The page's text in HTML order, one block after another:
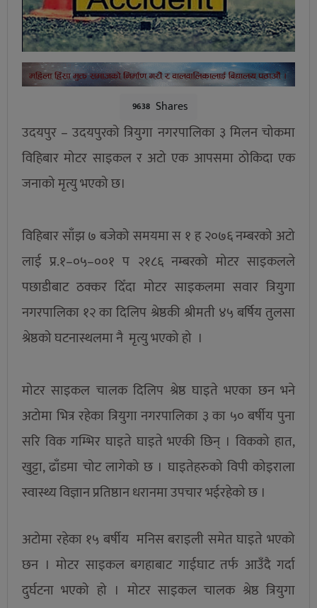
9638 Shares
उदयपुर – उदयपुरको त्रियुगा नगरपालिका ३ मिलन चोकमा
विहिबार मोटर साइकल र अटो एक आपसमा ठोकिदा एक
जनाको मृत्यु भएको छ।
विहिबार साँझ ७ बजेको समयमा स १ ह २०७६ नम्बरको अटो
लाई प्र.१–०५–००१ प २१८६ नम्बरको मोटर साइकलले
पछाडीबाट ठक्कर दिँदा मोटर साइकलमा सवार त्रियुगा
नगरपालिका १२ का दिलिप श्रेष्ठकी श्रीमती ४५ बर्षिय तुलसा
श्रेष्ठको घटनास्थलमा नै मृत्यु भएको हो ।
मोटर साइकल चालक दिलिप श्रेष्ठ घाइते भएका छन भने
अटोमा भित्र रहेका त्रियुगा नगरपालिका ३ का ५० बर्षीय पुना
सरि विक गम्भिर घाइते घाइते भएकी छिन् । विकको हात,
खुट्टा, ढाँडमा चोट लागेको छ । घाइतेहरुको विपी कोइराला
स्वास्थ्य विज्ञान प्रतिष्ठान धरानमा उपचार भईरहेको छ ।
अटोमा रहेका १५ बर्षीय मनिस बराइली समेत घाइते भएको
छन । मोटर साइकल बगहाबाट गाईघाट तर्फ आउँदै गर्दा
दुर्घटना भएको हो । मोटर साइकल चालक श्रेष्ठ त्रियुगा